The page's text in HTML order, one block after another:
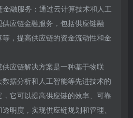
融服务：通过云计算技术和人工
应链金融服务，包括供应链融
，提高供应链的资金流动性和金
应链解决方案是一种基于物联
据分析和人工智能等先进技术的
它可以提高供应链的效率、可靠
明度，实现供应链规划和管理、